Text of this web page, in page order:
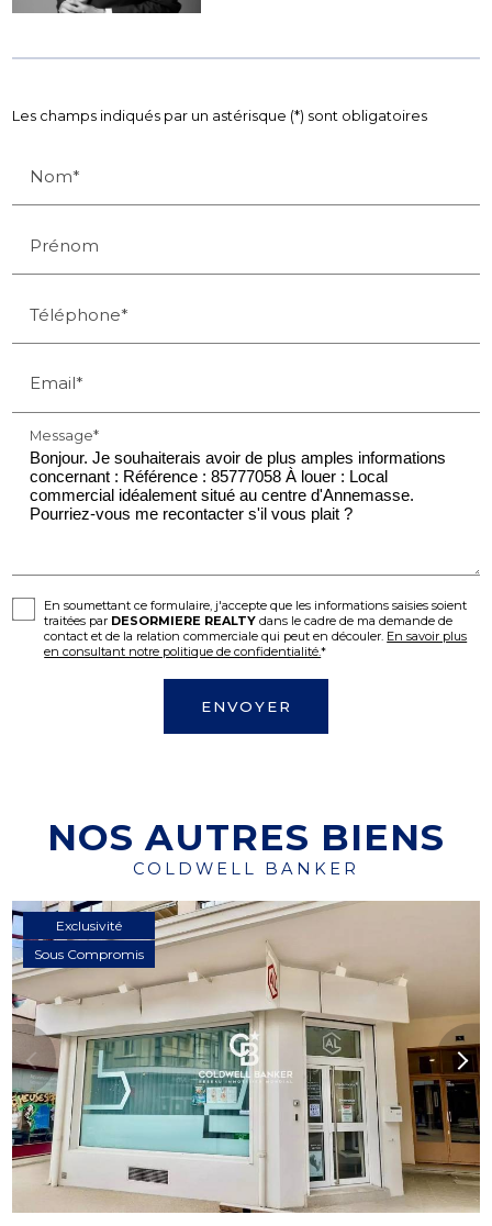
Les champs indiqués par un astérisque (*) sont obligatoires
Nom*
Prénom
Téléphone*
Email*
Message*
En soumettant ce formulaire, j'accepte que les informations saisies soient
traitées par DESORMIERE REALTY dans le cadre de ma demande de
contact et de la relation commerciale qui peut en découler. En savoir plus
en consultant notre politique de confidentialité.*
NOS AUTRES BIENS
COLDWELL BANKER
Previous Next
Exclusivité
Sous Compromis